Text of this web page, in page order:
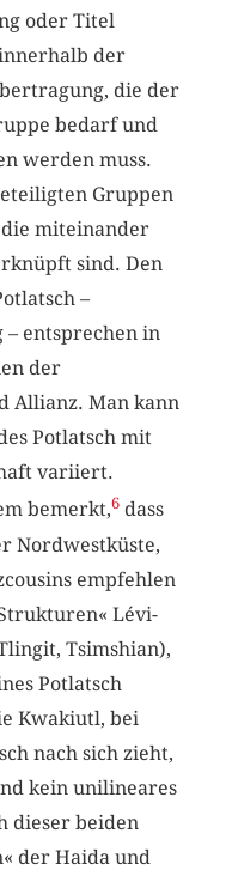
oder Titel
der
die der
bedarf und
werden muss.
Gruppen
miteinander
sind. Den
–
entsprechen in
der
Allianz. Man kann
Potlatsch mit
variiert.
bemerkt,6 dass
Nordwestküste,
empfehlen
Lévi-
Tsimshian),
Potlatsch
Kwakiutl, bei
nach sich zieht,
kein unilineares
dieser beiden
der Haida und